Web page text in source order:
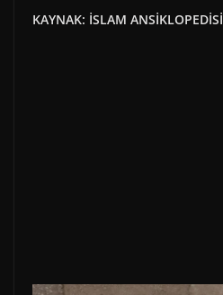
KAYNAK: İSLAM ANSİKLOPEDİSİ